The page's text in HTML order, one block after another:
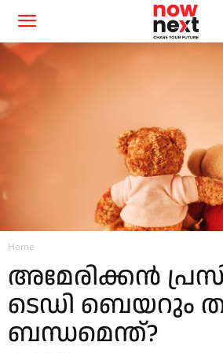
Home
അമേരിക്കൻ
ടെഡി ബെയറും
ബന്ധമെന്ത്?